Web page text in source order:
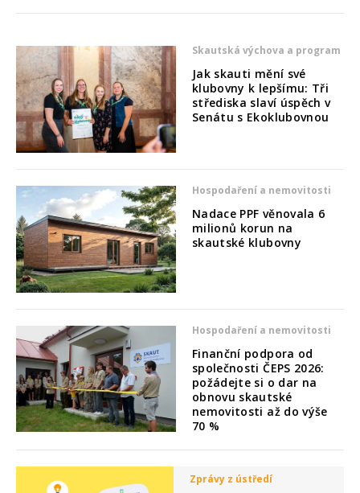
Skautská výchova a program
Jak skauti mění své
klubovny k lepšímu: Tři
střediska slaví úspěch v
Senátu s Ekoklubovnou
Hospodaření a nemovitosti
Nadace PPF věnovala 6
milionů korun na
skautské klubovny
Hospodaření a nemovitosti
Finanční podpora od
společnosti ČEPS 2026:
požádejte si o dar na
obnovu skautské
nemovitosti až do výše
70 %
Zprávy z ústředí